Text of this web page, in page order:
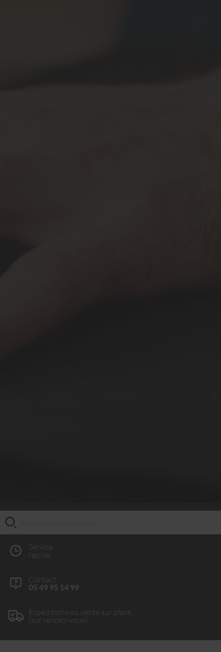
Service
rapide
Contact
05 49 95 14 99
Expéditions ou vente sur place
(sur rendez-vous)